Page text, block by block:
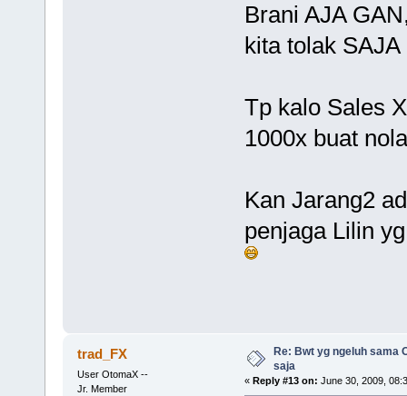
Brani AJA
kita tolak
Tp kalo Sales
1000x buat
Kan Jarang2
penjaga Lilin
trad_FX
User OtomaX --
Jr. Member
Re: Bwt yg ngeluh sama
saja
« Reply #13 on: June 30, 2009,